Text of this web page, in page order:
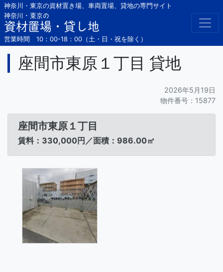
Skip
to
content
神奈川・東京の資材置き場、車両置場、貸地の専門サイト
神奈川・東京の
資材置場・貸し地
営業時間 10：00-18：00（土・日・祝を除く）
座間市東原１丁目 貸地
2026年5月19日
物件番号：15877
座間市東原１丁目
賃料：330,000円／面積：986.00㎡